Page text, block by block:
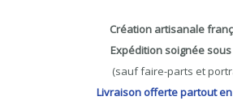
Création artisanale
Expédition soignée sous
(sauf faire-parts et
Livraison offerte partout en